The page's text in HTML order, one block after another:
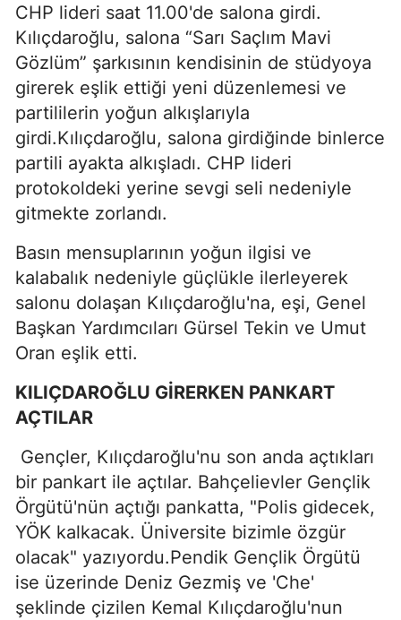
CHP lideri saat 11.00'de salona girdi.
Kılıçdaroğlu, salona “Sarı Saçlım Mavi
Gözlüm” şarkısının kendisinin de stüdyoya
girerek eşlik ettiği yeni düzenlemesi ve
partililerin yoğun alkışlarıyla
girdi.Kılıçdaroğlu, salona girdiğinde binlerce
partili ayakta alkışladı. CHP lideri
protokoldeki yerine sevgi seli nedeniyle
gitmekte zorlandı.
Basın mensuplarının yoğun ilgisi ve
kalabalık nedeniyle güçlükle ilerleyerek
salonu dolaşan Kılıçdaroğlu'na, eşi, Genel
Başkan Yardımcıları Gürsel Tekin ve Umut
Oran eşlik etti.
KILIÇDAROĞLU GİRERKEN PANKART
AÇTILAR
Gençler, Kılıçdaroğlu'nu son anda açtıkları
bir pankart ile açtılar. Bahçelievler Gençlik
Örgütü'nün açtığı pankatta, "Polis gidecek,
YÖK kalkacak. Üniversite bizimle özgür
olacak" yazıyordu.Pendik Gençlik Örgütü
ise üzerinde Deniz Gezmiş ve 'Che'
şeklinde çizilen Kemal Kılıçdaroğlu'nun